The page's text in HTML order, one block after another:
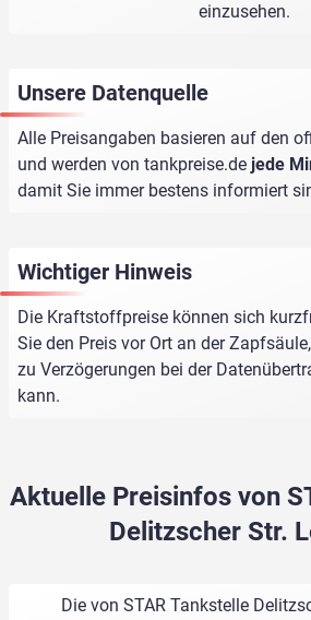
einzusehen.
Unsere Datenquelle
Alle Preisangaben basieren auf den
und werden von tankpreise.de jede
damit Sie immer bestens informiert
Wichtiger Hinweis
Die Kraftstoffpreise können sich
Sie den Preis vor Ort an der
zu Verzögerungen bei der
kann.
Aktuelle Preisinfos von
Delitzscher Str.
Die von STAR Tankstelle